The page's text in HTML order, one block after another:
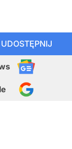
UDOSTĘPNIJ